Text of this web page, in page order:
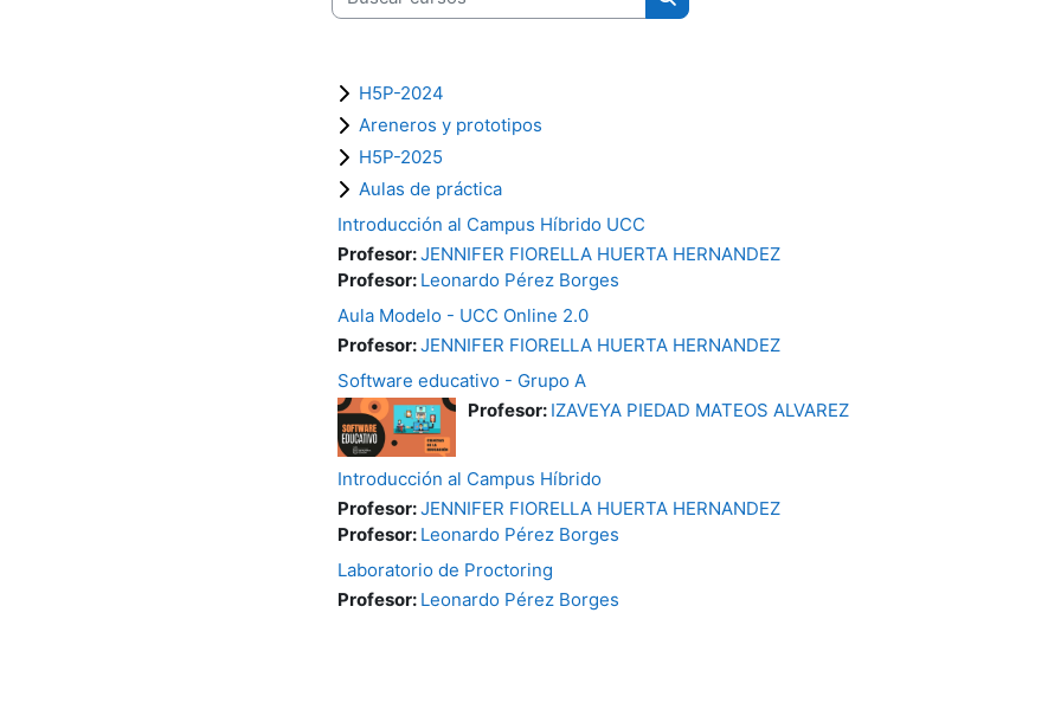
Buscar cursos
H5P-2024
Areneros y prototipos
H5P-2025
Aulas de práctica
Introducción al Campus Híbrido UCC
Profesor:JENNIFER FIORELLA HUERTA HERNANDEZ
Profesor: Leonardo Pérez Borges
Aula Modelo - UCC Online 2.0
Profesor:JENNIFER FIORELLA HUERTA HERNANDEZ
Software educativo - Grupo A
Profesor: IZAVEYA PIEDAD MATEOS ALVAREZ
Introducción al Campus Híbrido
Profesor:JENNIFER FIORELLA HUERTA HERNANDEZ
Profesor: Leonardo Pérez Borges
Laboratorio de Proctoring
Profesor: Leonardo Pérez Borges